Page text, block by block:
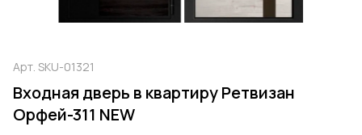
Арт. SKU-01321
Входная дверь в квартиру Ретвизан
Орфей-311 NEW